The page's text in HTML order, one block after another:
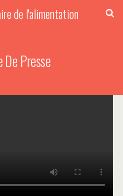
de l'alimentation
De Presse